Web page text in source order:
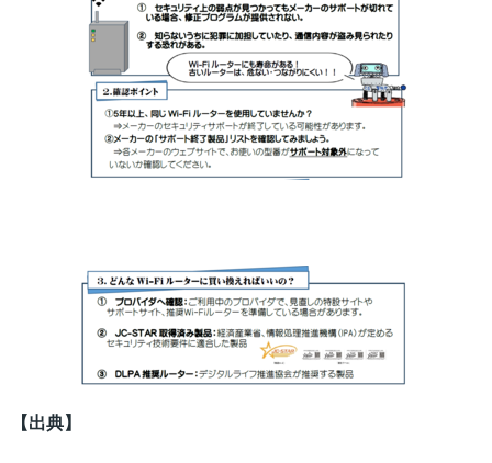
【出典】